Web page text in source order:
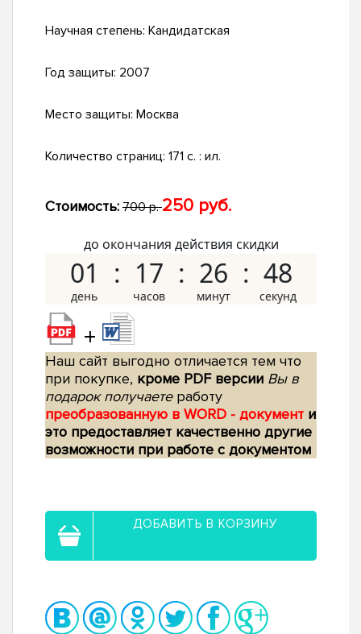
Научная степень: Кандидатская
Год защиты: 2007
Место защиты: Москва
Количество страниц: 171 с. : ил.
Стоимость: 700 р.250 руб.
до окончания действия скидки
01 17 26 47
+
Наш сайт выгодно отличается тем что
при покупке, кроме PDF версии Вы в
подарок получаетеработу
преобразованную в WORD - документ и
это предоставляет качественно другие
возможности при работе с документом
ДОБАВИТЬ В КОРЗИНУ